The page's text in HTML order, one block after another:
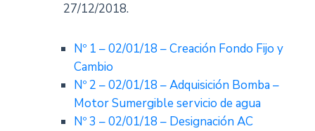
27/12/2018.
Nº 1 – 02/01/18 – Creación Fondo Fijo y
Cambio
Nº 2 – 02/01/18 – Adquisición Bomba –
Motor Sumergible servicio de agua
Nº 3 – 02/01/18 – Designación AC